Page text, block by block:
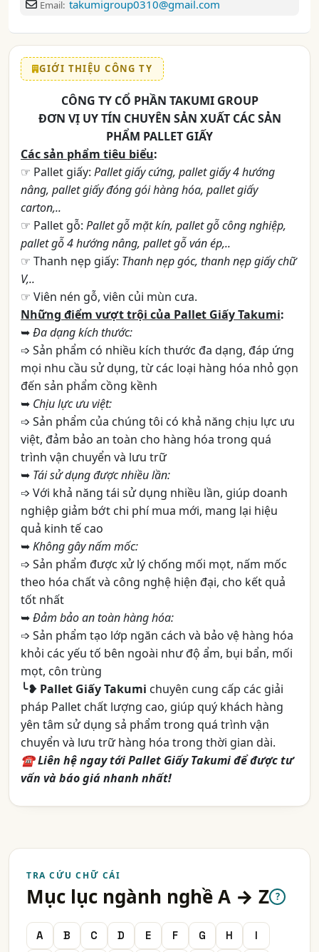
Email: takumigroup0310@gmail.com
GIỚI THIỆU CÔNG TY
CÔNG TY CỔ PHẦN TAKUMI GROUP
ĐƠN VỊ UY TÍN CHUYÊN SẢN XUẤT CÁC SẢN
PHẨM PALLET GIẤY
Các sản phẩm tiêu biểu:
☞ Pallet giấy: Pallet giấy cứng, pallet giấy 4 hướng
nâng, pallet giấy đóng gói hàng hóa, pallet giấy
carton,..
☞ Pallet gỗ: Pallet gỗ mặt kín, pallet gỗ công nghiệp,
pallet gỗ 4 hướng nâng, pallet gỗ ván ép,..
☞ Thanh nẹp giấy: Thanh nẹp góc, thanh nẹp giấy chữ
V,..
☞ Viên nén gỗ, viên củi mùn cưa.
Những điểm vượt trội của Pallet Giấy Takumi:
➥Đa dạng kích thước:
➩ Sản phẩm có nhiều kích thước đa dạng, đáp ứng
mọi nhu cầu sử dụng, từ các loại hàng hóa nhỏ gọn
đến sản phẩm cồng kềnh
➥ Chịu lực ưu việt:
➩ Sản phẩm của chúng tôi có khả năng chịu lực ưu
việt, đảm bảo an toàn cho hàng hóa trong quá
trình vận chuyển và lưu trữ
➥ Tái sử dụng được nhiều lần:
➩ Với khả năng tái sử dụng nhiều lần, giúp doanh
nghiệp giảm bớt chi phí mua mới, mang lại hiệu
quả kinh tế cao
➥Không gây nấm mốc:
➩ Sản phẩm được xử lý chống mối mọt, nấm mốc
theo hóa chất và công nghệ hiện đại, cho kết quả
tốt nhất
➥Đảm bảo an toàn hàng hóa:
➩ Sản phẩm tạo lớp ngăn cách và bảo vệ hàng hóa
khỏi các yếu tố bên ngoài như độ ẩm, bụi bẩn, mối
mọt, côn trùng
╰❥ Pallet Giấy Takumi chuyên cung cấp các giải
pháp Pallet chất lượng cao, giúp quý khách hàng
yên tâm sử dụng sả phẩm trong quá trình vận
chuyển và lưu trữ hàng hóa trong thời gian dài.
☎Liên hệ ngay tới Pallet Giấy Takumi để được tư
vấn và báo giá nhanh nhất!
TRA CỨU CHỮ CÁI
Mục lục ngành nghề A → Z ?
A B C D E F G H
I